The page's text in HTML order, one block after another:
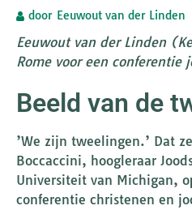
door Eeuwout van der Linden
Eeuwout van der Linden
Rome voor een conferentie
Beeld van de
​’We zijn tweelingen.’ Dat
Boccaccini, hoogleraar
Universiteit van Michigan,
conferentie christenen en